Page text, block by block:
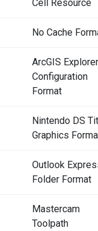
Cell Resource
No Cache
ArcGIS Explorer
Configuration
Format
Nintendo DS
Graphics
Outlook
Folder Format
Mastercam
Toolpath